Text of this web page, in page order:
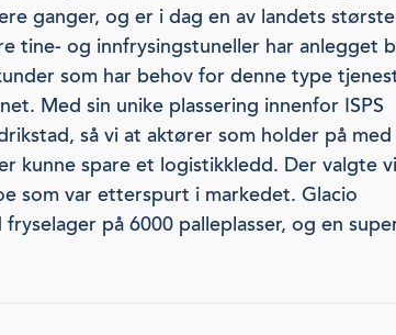
ganger, og er i dag en av landets største
tine- og innfrysingstuneller har anlegget
som har behov for denne type
Med sin unike plassering innenfor ISPS
så vi at aktører som holder på med
kunne spare et logistikkledd. Der valgte
som var etterspurt i markedet. Glacio
på 6000 palleplasser, og en